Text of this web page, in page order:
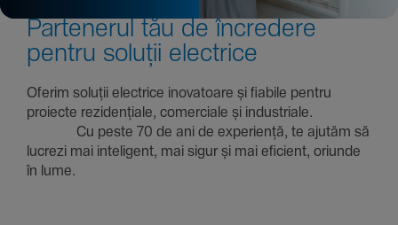
Parte­nerul tău de încre­dere
pentru soluții electrice
Oferim soluții electrice inova­toare și fiabile pentru
proiecte rezi­den­țiale, comer­ciale și indus­triale.
Cu peste 70 de ani de expe­riență, te ajutăm să
lucrezi mai inte­li­gent, mai sigur și mai eficient, oriunde
în lume.